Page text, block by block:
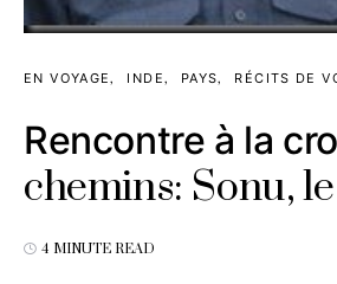
EN VOYAGE INDE PAYS RÉCITS DE
Rencontre à la
chemins: Sonu,
4 MINUTE READ